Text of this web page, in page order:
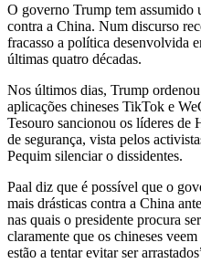
O governo Trump tem assumido
contra a China. Num discurso
fracasso a política desenvolvida
últimas quatro décadas.
Nos últimos dias, Trump
aplicações chineses TikTok e
Tesouro sancionou os líderes de
de segurança, vista pelos
Pequim silenciar o dissidentes.
Paal diz que é possível que o
mais drásticas contra a China
nas quais o presidente procura
claramente que os chineses
estão a tentar evitar ser